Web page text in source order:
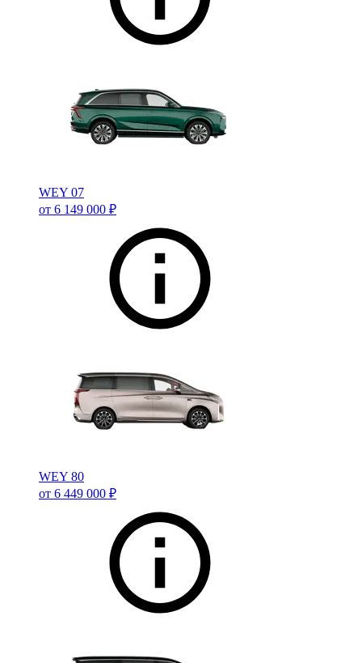
WEY 07
от 6 149 000 ₽
WEY 80
от 6 449 000 ₽